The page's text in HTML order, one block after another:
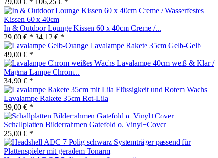
In & Outdoor Lounge Kissen 60 x 40cm Creme /...
29,00 € * 34,12 € *
Lavalampe Rakete 35cm Gelb-Gelb
49,00 € *
Lavalampe 40cm weiß & Klar /
Magma Lampe Chrom...
34,90 € *
Lavalampe Rakete 35cm Rot-Lila
39,00 € *
Schallplatten Bilderrahmen Gatefold o. Vinyl+Cover
25,00 € *